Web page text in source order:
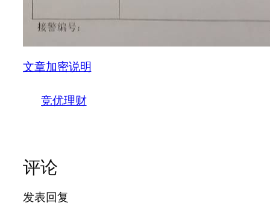
文章加密说明
竞优理财
评论
发表回复